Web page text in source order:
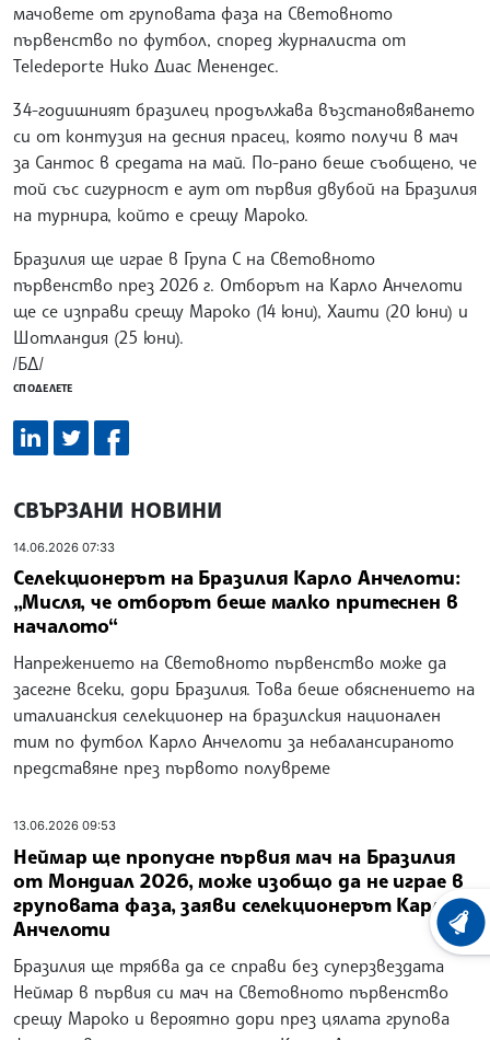
мачовете от груповата фаза на Световното
първенство по футбол, според журналиста от
Teledeporte Нико Диас Менендес.
34-годишният бразилец продължава възстановяването
си от контузия на десния прасец, която получи в мач
за Сантос в средата на май. По-рано беше съобщено, че
той със сигурност е аут от първия двубой на Бразилия
на турнира, който е срещу Мароко.
Бразилия ще играе в Група C на Световното
първенство през 2026 г. Отборът на Карло Анчелоти
ще се изправи срещу Мароко (14 юни), Хаити (20 юни) и
Шотландия (25 юни).
/БД/
СПОДЕЛЕТЕ
СВЪРЗАНИ НОВИНИ
14.06.2026 07:33
Селекционерът на Бразилия Карло Анчелоти:
„Мисля, че отборът беше малко притеснен в
началото“
Напрежението на Световното първенство може да
засегне всеки, дори Бразилия. Това беше обяснението на
италианския селекционер на бразилския национален
тим по футбол Карло Анчелоти за небалансираното
представяне през първото полувреме
13.06.2026 09:53
Неймар ще пропусне първия мач на Бразилия
от Мондиал 2026, може изобщо да не играе в
груповата фаза, заяви селекционерът Карло
Анчелоти
Бразилия ще трябва да се справи без суперзвездата
Неймар в първия си мач на Световното първенство
срещу Мароко и вероятно дори през цялата групова